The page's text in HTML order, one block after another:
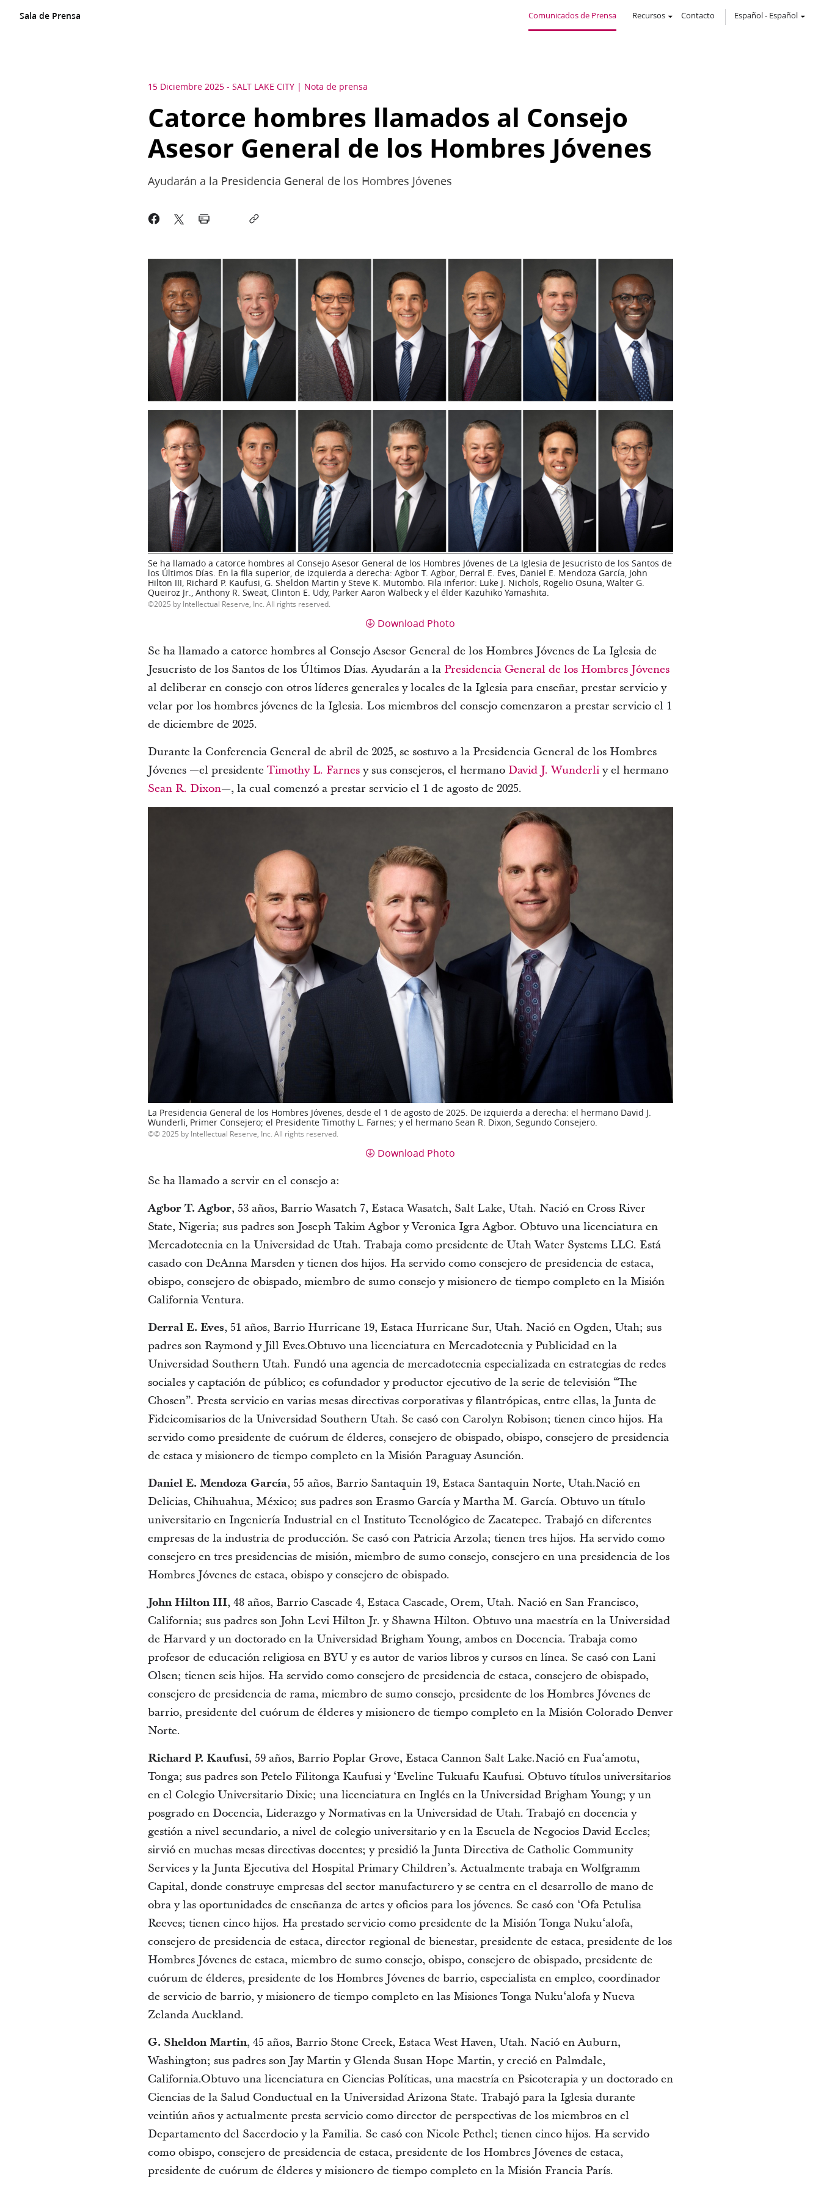
Sala de Prensa Comunicados de Prensa Recursos Contacto Español- Español
15 Diciembre 2025 - SALT LAKE CITY Nota de prensa
Catorce hombres llamados al Consejo
Asesor General de los Hombres Jóvenes
Ayudarán a la Presidencia General de los Hombres Jóvenes
Se ha llamado a catorce hombres al Consejo Asesor General de los Hombres Jóvenes de La Iglesia de Jesucristo de los Santos de
los Últimos Días. En la fila superior, de izquierda a derecha: Agbor T. Agbor, Derral E. Eves, Daniel E. Mendoza García, John
Hilton III, Richard P. Kaufusi, G. Sheldon Martin y Steve K. Mutombo. Fila inferior: Luke J. Nichols, Rogelio Osuna, Walter G.
Queiroz Jr., Anthony R. Sweat, Clinton E. Udy, Parker Aaron Walbeck y el élder Kazuhiko Yamashita.
2025 by Intellectual Reserve, Inc. All rights reserved.
Download Photo
Se ha llamado a catorce hombres al Consejo Asesor General de los Hombres Jóvenes de La Iglesia de
Jesucristo de los Santos de los Últimos Días. Ayudarán a la Presidencia General de los Hombres Jóvenes
al deliberar en consejo con otros líderes generales y locales de la Iglesia para enseñar, prestar servicio y
velar por los hombres jóvenes de la Iglesia. Los miembros del consejo comenzaron a prestar servicio el 1
de diciembre de 2025.
Durante la Conferencia General de abril de 2025, se sostuvo a la Presidencia General de los Hombres
Jóvenes —el presidente Timothy L. Farnesy sus consejeros, el hermano David J. Wunderliy el hermano
Sean R. Dixon—, la cual comenzó a prestar servicio el 1 de agosto de 2025.
La Presidencia General de los Hombres Jóvenes, desde el 1 de agosto de 2025. De izquierda a derecha: el hermano David J.
Wunderli, Primer Consejero; el Presidente Timothy L. Farnes; y el hermano Sean R. Dixon, Segundo Consejero.
© 2025 by Intellectual Reserve, Inc. All rights reserved.
Download Photo
Se ha llamado a servir en el consejo a:
Agbor T. Agbor, 53 años, Barrio Wasatch 7, Estaca Wasatch, Salt Lake, Utah. Nació en Cross River
State, Nigeria; sus padres son Joseph Takim Agbor y Veronica Igra Agbor. Obtuvo una licenciatura en
Mercadotecnia en la Universidad de Utah. Trabaja como presidente de Utah Water Systems LLC. Está
casado con DeAnna Marsden y tienen dos hijos. Ha servido como consejero de presidencia de estaca,
obispo, consejero de obispado, miembro de sumo consejo y misionero de tiempo completo en la Misión
California Ventura.
Derral E. Eves, 51 años, Barrio Hurricane 19, Estaca Hurricane Sur, Utah. Nació en Ogden, Utah; sus
padres son Raymond y Jill Eves.Obtuvo una licenciatura en Mercadotecnia y Publicidad en la
Universidad Southern Utah. Fundó una agencia de mercadotecnia especializada en estrategias de redes
sociales y captación de público; es cofundador y productor ejecutivo de la serie de televisión “The
Chosen”. Presta servicio en varias mesas directivas corporativas y filantrópicas, entre ellas, la Junta de
Fideicomisarios de la Universidad Southern Utah. Se casó con Carolyn Robison; tienen cinco hijos. Ha
servido como presidente de cuórum de élderes, consejero de obispado, obispo, consejero de presidencia
de estaca y misionero de tiempo completo en la Misión Paraguay Asunción.
Daniel E. Mendoza García, 55 años, Barrio Santaquin 19, Estaca Santaquin Norte, Utah.Nació en
Delicias, Chihuahua, México; sus padres son Erasmo García y Martha M. García. Obtuvo un título
universitario en Ingeniería Industrial en el Instituto Tecnológico de Zacatepec. Trabajó en diferentes
empresas de la industria de producción. Se casó con Patricia Arzola; tienen tres hijos. Ha servido como
consejero en tres presidencias de misión, miembro de sumo consejo, consejero en una presidencia de los
Hombres Jóvenes de estaca, obispo y consejero de obispado.
John Hilton III, 48 años, Barrio Cascade 4, Estaca Cascade, Orem, Utah. Nació en San Francisco,
California; sus padres son John Levi Hilton Jr. y Shawna Hilton. Obtuvo una maestría en la Universidad
de Harvard y un doctorado en la Universidad Brigham Young, ambos en Docencia. Trabaja como
profesor de educación religiosa en BYU y es autor de varios libros y cursos en línea. Se casó con Lani
Olsen; tienen seis hijos. Ha servido como consejero de presidencia de estaca, consejero de obispado,
consejero de presidencia de rama, miembro de sumo consejo, presidente de los Hombres Jóvenes de
barrio, presidente del cuórum de élderes y misionero de tiempo completo en la Misión Colorado Denver
Norte.
Richard P. Kaufusi, 59 años, Barrio Poplar Grove, Estaca Cannon Salt Lake.Nació en Fua‘amotu,
Tonga; sus padres son Petelo Filitonga Kaufusi y ‘Eveline Tukuafu Kaufusi. Obtuvo títulos universitarios
en el Colegio Universitario Dixie; una licenciatura en Inglés en la Universidad Brigham Young; y un
posgrado en Docencia, Liderazgo y Normativas en la Universidad de Utah. Trabajó en docencia y
gestión a nivel secundario, a nivel de colegio universitario y en la Escuela de Negocios David Eccles;
sirvió en muchas mesas directivas docentes; y presidió la Junta Directiva de Catholic Community
Services y la Junta Ejecutiva del Hospital Primary Children’s. Actualmente trabaja en Wolfgramm
Capital, donde construye empresas del sector manufacturero y se centra en el desarrollo de mano de
obra y las oportunidades de enseñanza de artes y oficios para los jóvenes. Se casó con ‘Ofa Petulisa
Reeves; tienen cinco hijos. Ha prestado servicio como presidente de la Misión Tonga Nuku‘alofa,
consejero de presidencia de estaca, director regional de bienestar, presidente de estaca, presidente de los
Hombres Jóvenes de estaca, miembro de sumo consejo, obispo, consejero de obispado, presidente de
cuórum de élderes, presidente de los Hombres Jóvenes de barrio, especialista en empleo, coordinador
de servicio de barrio, y misionero de tiempo completo en las Misiones Tonga Nuku‘alofa y Nueva
Zelanda Auckland.
G. Sheldon Martin, 45 años, Barrio Stone Creek, Estaca West Haven, Utah. Nació en Auburn,
Washington; sus padres son Jay Martin y Glenda Susan Hope Martin, y creció en Palmdale,
California.Obtuvo una licenciatura en Ciencias Políticas, una maestría en Psicoterapia y un doctorado en
Ciencias de la Salud Conductual en la Universidad Arizona State. Trabajó para la Iglesia durante
veintiún años y actualmente presta servicio como director de perspectivas de los miembros en el
Departamento del Sacerdocio y la Familia. Se casó con Nicole Pethel; tienen cinco hijos. Ha servido
como obispo, consejero de presidencia de estaca, presidente de los Hombres Jóvenes de estaca,
presidente de cuórum de élderes y misionero de tiempo completo en la Misión Francia París.